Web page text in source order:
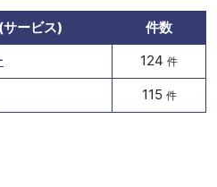
ービス)
件数
124 件
115 件